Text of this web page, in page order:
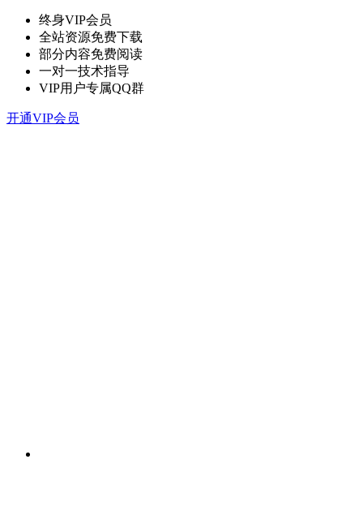
终身VIP会员
全站资源免费下载
部分内容免费阅读
一对一技术指导
VIP用户专属QQ群
开通VIP会员